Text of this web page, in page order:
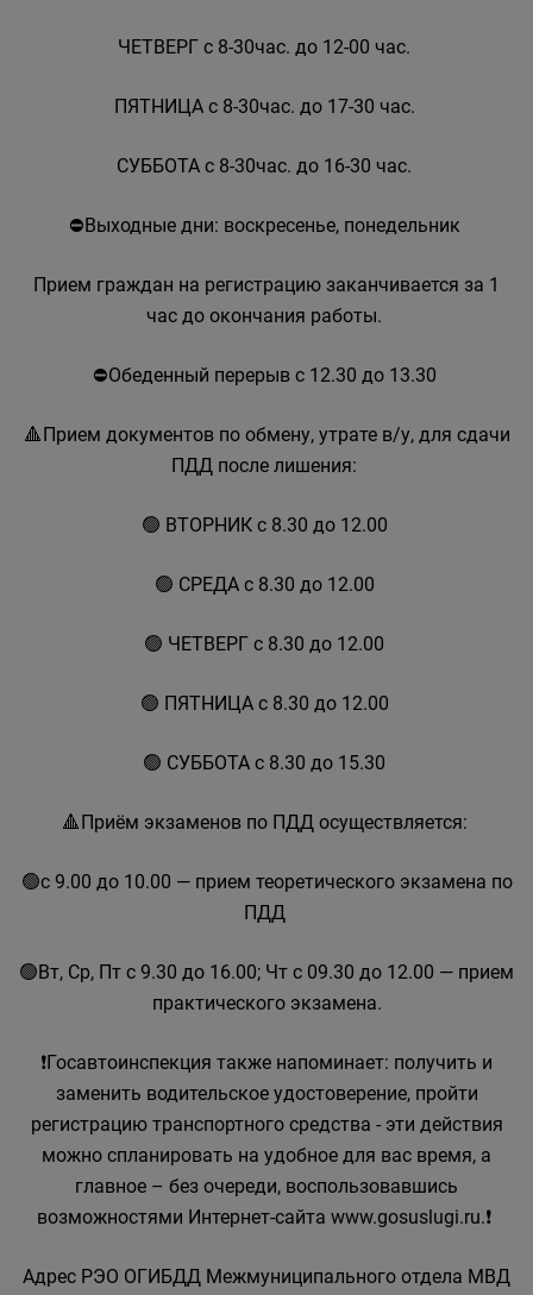
ЧЕТВЕРГ с 8-30час. до 12-00 час.
ПЯТНИЦА с 8-30час. до 17-30 час.
СУББОТА с 8-30час. до 16-30 час.
⛔Выходные дни: воскресенье, понедельник
Прием граждан на регистрацию заканчивается за 1
час до окончания работы.
⛔Обеденный перерыв с 12.30 до 13.30
🔺Прием документов по обмену, утрате в/у, для сдачи
ПДД после лишения:
🟢 ВТОРНИК с 8.30 до 12.00
🟢 СРЕДА с 8.30 до 12.00
🟢 ЧЕТВЕРГ с 8.30 до 12.00
🟢 ПЯТНИЦА с 8.30 до 12.00
🟢 СУББОТА с 8.30 до 15.30
🔺Приём экзаменов по ПДД осуществляется:
🟢с 9.00 до 10.00 — прием теоретического экзамена по
ПДД
🟢Вт, Ср, Пт с 9.30 до 16.00; Чт с 09.30 до 12.00 — прием
практического экзамена.
❗Госавтоинспекция также напоминает: получить и
заменить водительское удостоверение, пройти
регистрацию транспортного средства - эти действия
можно спланировать на удобное для вас время, а
главное – без очереди, воспользовавшись
возможностями Интернет-сайта www.gosuslugi.ru.❗
Адрес РЭО ОГИБДД Межмуниципального отдела МВД